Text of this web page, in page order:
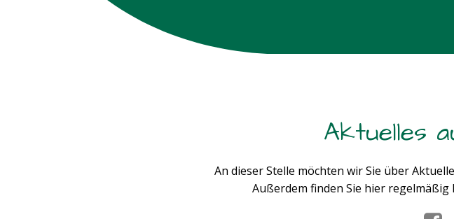
Aktuelles
An dieser Stelle möchten wir Sie über
Außerdem finden Sie hier regelmäßig